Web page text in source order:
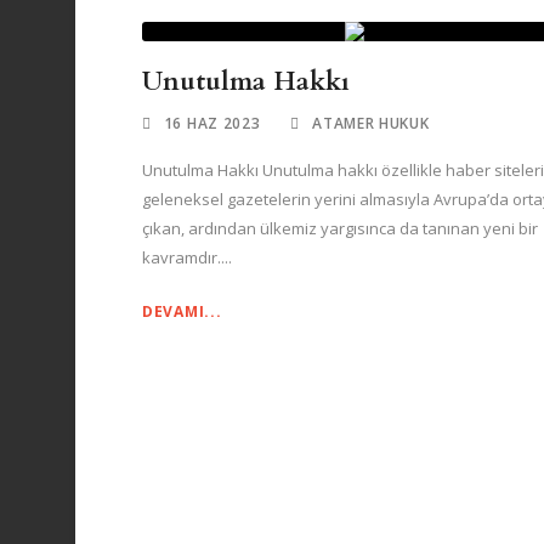
Unutulma Hakkı
16 HAZ 2023 ATAMER HUKUK
Unutulma Hakkı Unutulma hakkı özellikle haber
geleneksel gazetelerin yerini almasıyla Avrupa’da
çıkan, ardından ülkemiz yargısınca da tanınan yeni bir
kavramdır....
DEVAMI...